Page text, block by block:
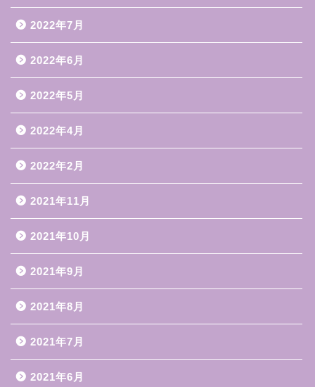
2022年7月
2022年6月
2022年5月
2022年4月
2022年2月
2021年11月
2021年10月
2021年9月
2021年8月
2021年7月
2021年6月